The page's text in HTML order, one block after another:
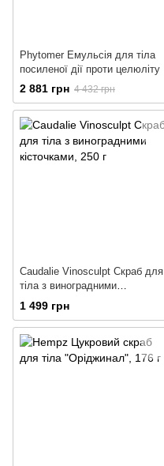
Phytomer Емульсія для тіла
посиленої дії проти целюліту
2 881 грн 4 432 грн
Caudalie Vinosculpt Скраб для
тіла з виноградними
кісточками
1 499 грн